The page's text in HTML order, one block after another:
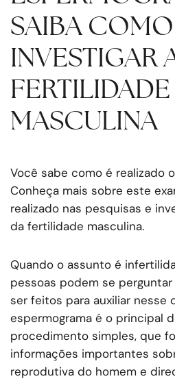
SAIBA COMO
INVESTIGAR
FERTILIDADE
MASCULINA
Você sabe como é realizado
Conheça mais sobre este
realizado nas pesquisas e
da fertilidade masculina.
Quando o assunto é
pessoas podem se
ser feitos para auxiliar nesse
espermograma é o principal
procedimento simples, que
informações importantes
reprodutiva do homem e